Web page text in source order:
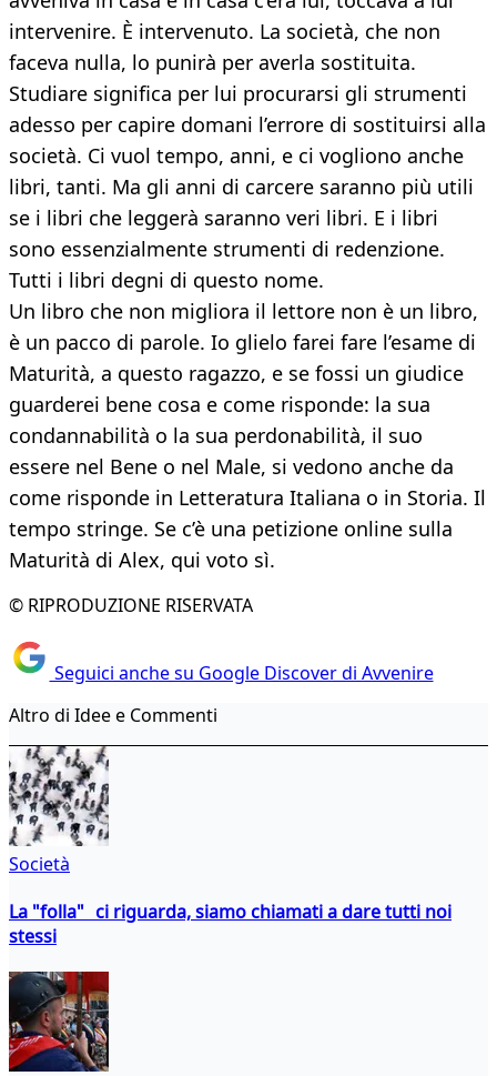
intervenire. È intervenuto. La società, che non
faceva nulla, lo punirà per averla sostituita.
Studiare significa per lui procurarsi gli strumenti
adesso per capire domani l’errore di sostituirsi alla
società. Ci vuol tempo, anni, e ci vogliono anche
libri, tanti. Ma gli anni di carcere saranno più utili
se i libri che leggerà saranno veri libri. E i libri
sono essenzialmente strumenti di redenzione.
Tutti i libri degni di questo nome.
Un libro che non migliora il lettore non è un libro,
è un pacco di parole. Io glielo farei fare l’esame di
Maturità, a questo ragazzo, e se fossi un giudice
guarderei bene cosa e come risponde: la sua
condannabilità o la sua perdonabilità, il suo
essere nel Bene o nel Male, si vedono anche da
come risponde in Letteratura Italiana o in Storia. Il
tempo stringe. Se c’è una petizione online sulla
Maturità di Alex, qui voto sì.
© RIPRODUZIONE RISERVATA
Seguici anche su Google Discover di Avvenire
Altro di Idee e Commenti
Società
La "folla" ci riguarda, siamo chiamati a dare tutti noi
stessi